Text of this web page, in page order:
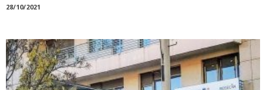
28/10/2021